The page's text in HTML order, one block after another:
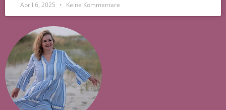
April 6, 2025 Keine Kommentare